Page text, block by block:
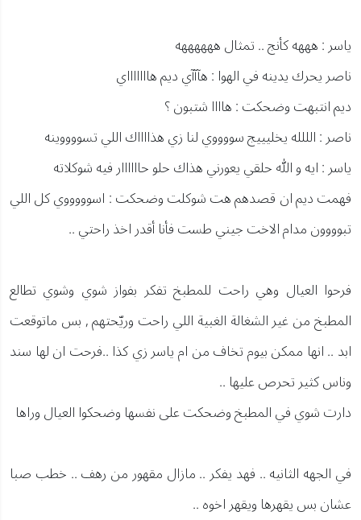
ياسر : هههه كأنج .. تمثال ههههههه
ناصر يحرك يدينه في الهوا : هآآآي ديم هاااااااي
ديم انتبهت وضحكت : هاااا شتبون ؟
ناصر : الللله يخليييج سووووي لنا زي هذااااك اللي تسووووينه
ياسر : ايه و الله حلقي يعورني هذاك حلو حاااااار فيه شوكلاته
فهمت ديم ان قصدهم هت شوكلت وضحكت : اسوووووي كل اللي
تبوووون مدام الاخت جيني طست فأنا أقدر اخذ راحتي ..
فرحوا العيال وهي راحت للمطبخ تفكر بفواز شوي وشوي تطالع
المطبخ من غير الشغالة الغبية اللي راحت وريّحتهم , بس ماتوقعت
ابد .. انها ممكن بيوم تخاف من ام ياسر زي كذا ..فرحت ان لها سند
وناس كثير تحرص عليها ..
دارت شوي في المطبخ وضحكت على نفسها وضحكوا العيال وراها
في الجهه الثانيه .. فهد يفكر .. مازال مقهور من رهف .. خطب صبا
عشان بس يقهرها ويقهر اخوه ..